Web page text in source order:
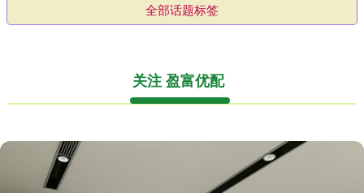
全部话题标签
关注 盈富优配